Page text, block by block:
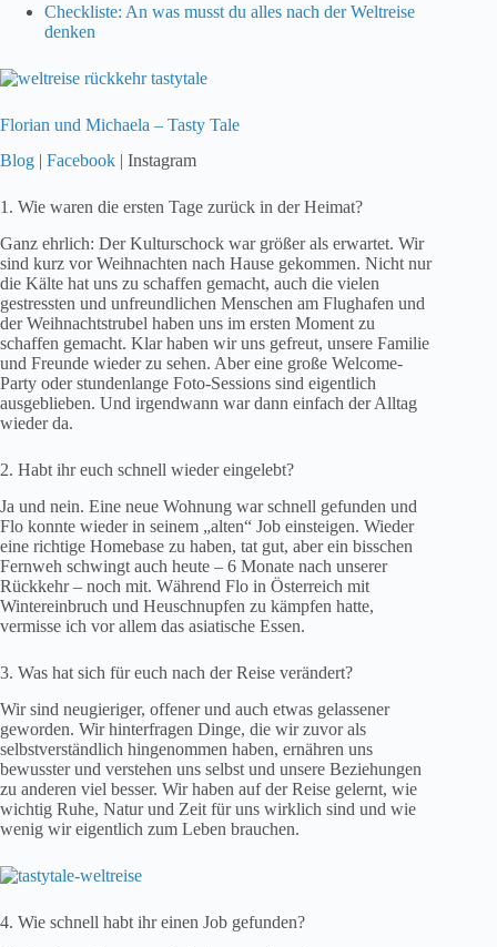
Checkliste: An was musst du alles nach der Weltreise
denken
Florian und Michaela – Tasty Tale
Blog | Facebook | Instagram
1. Wie waren die ersten Tage zurück in der Heimat?
Ganz ehrlich: Der Kulturschock war größer als erwartet. Wir
sind kurz vor Weihnachten nach Hause gekommen. Nicht nur
die Kälte hat uns zu schaffen gemacht, auch die vielen
gestressten und unfreundlichen Menschen am Flughafen und
der Weihnachtstrubel haben uns im ersten Moment zu
schaffen gemacht. Klar haben wir uns gefreut, unsere Familie
und Freunde wieder zu sehen. Aber eine große Welcome-
Party oder stundenlange Foto-Sessions sind eigentlich
ausgeblieben. Und irgendwann war dann einfach der Alltag
wieder da.
2. Habt ihr euch schnell wieder eingelebt?
Ja und nein. Eine neue Wohnung war schnell gefunden und
Flo konnte wieder in seinem „alten“ Job einsteigen. Wieder
eine richtige Homebase zu haben, tat gut, aber ein bisschen
Fernweh schwingt auch heute – 6 Monate nach unserer
Rückkehr – noch mit. Während Flo in Österreich mit
Wintereinbruch und Heuschnupfen zu kämpfen hatte,
vermisse ich vor allem das asiatische Essen.
3. Was hat sich für euch nach der Reise verändert?
Wir sind neugieriger, offener und auch etwas gelassener
geworden. Wir hinterfragen Dinge, die wir zuvor als
selbstverständlich hingenommen haben, ernähren uns
bewusster und verstehen uns selbst und unsere Beziehungen
zu anderen viel besser. Wir haben auf der Reise gelernt, wie
wichtig Ruhe, Natur und Zeit für uns wirklich sind und wie
wenig wir eigentlich zum Leben brauchen.
4. Wie schnell habt ihr einen Job gefunden?